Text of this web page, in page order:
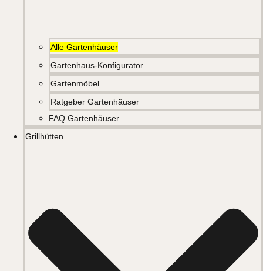
Alle Gartenhäuser
Gartenhaus-Konfigurator
Gartenmöbel
Ratgeber Gartenhäuser
FAQ Gartenhäuser
Grillhütten